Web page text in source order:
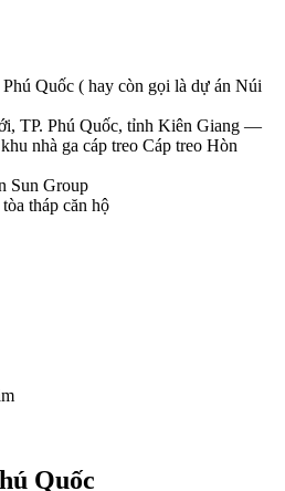
Quốc ( hay còn gọi là dự án Núi
TP. Phú Quốc, tỉnh Kiên Giang —
nhà ga cáp treo Cáp treo Hòn
Sun Group
tháp căn hộ
Quốc